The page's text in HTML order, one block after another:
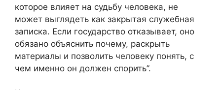
которое влияет на судьбу человека, не
может выглядеть как закрытая служебная
записка. Если государство отказывает, оно
обязано объяснить почему, раскрыть
материалы и позволить человеку понять, с
чем именно он должен спорить”.